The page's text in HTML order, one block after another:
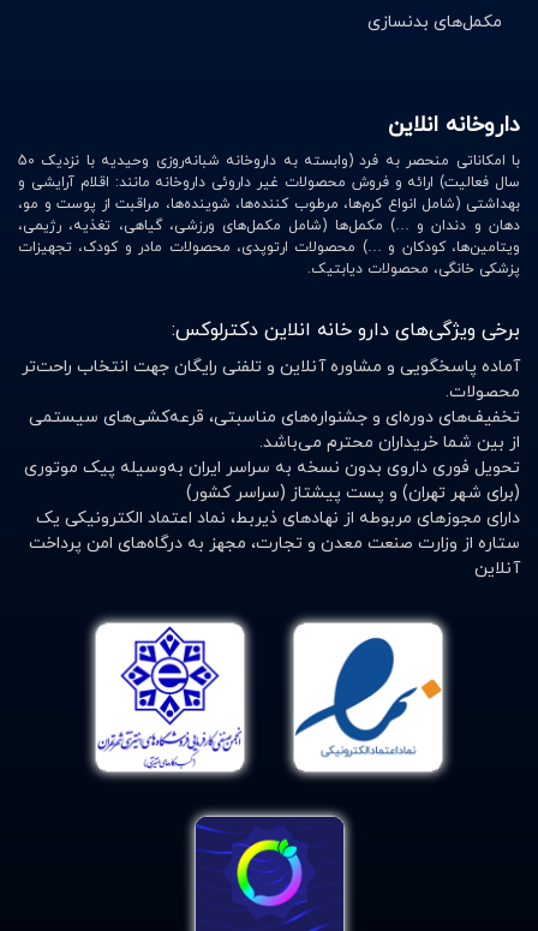
مکمل‌های بدنسازی
داروخانه انلاین
با امکاناتی منحصر به فرد (وابسته به داروخانه شبانه‌روزی وحیدیه با نزدیک 50
سال فعالیت) ارائه و فروش محصولات غیر داروئی داروخانه مانند: اقلام آرایشی و
بهداشتی (شامل انواع کرم‌ها، مرطوب کننده‌ها، شوینده‌ها، مراقبت از پوست و مو،
دهان و دندان و …) مکمل‌ها (شامل مکمل‌های ورزشی، گیاهی، تغذیه، رژیمی،
ویتامین‌ها، کودکان و …) محصولات ارتوپدی، محصولات مادر و کودک، تجهیزات
پزشکی خانگی، محصولات دیابتیک.
برخی ویژگی‌های دارو خانه انلاین دکترلوکس:
آماده پاسخگویی و مشاوره آنلاین و تلفنی رایگان جهت انتخاب راحت‌تر
محصولات.
تخفیف‌های دوره‌ای و جشنواره‌های مناسبتی، قرعه‌کشی‌های سیستمی
از بین شما خریداران محترم می‌باشد.
تحویل فوری داروی بدون نسخه به سراسر ایران به‌وسیله پیک موتوری
(برای شهر تهران) و پست پیشتاز (سراسر کشور)
دارای مجوزهای مربوطه از نهادهای ذیربط، نماد اعتماد الکترونیکی یک
ستاره از وزارت صنعت معدن و تجارت، مجهز به درگاه‌های امن پرداخت
آنلاین